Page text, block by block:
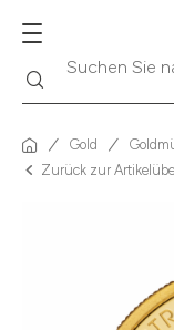
Suchen Sie
Gold
Zurück zur